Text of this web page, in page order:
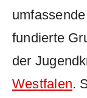
fundierte
der
Westfalen.